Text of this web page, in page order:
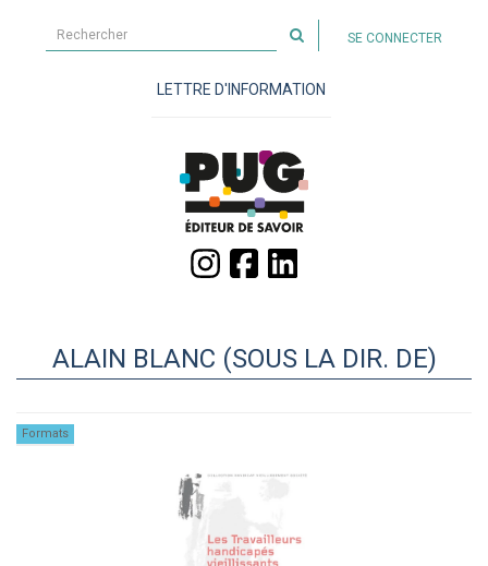
sur
site
SE CONNECTER
LETTRE D'INFORMATION
ALAIN BLANC (SOUS LA DIR. DE)
Formats